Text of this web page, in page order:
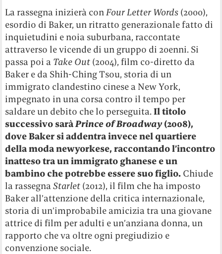
La rassegna inizierà conFour Letter Words (2000),
esordio di Baker, un ritratto generazionale fatto di
inquietudini e noia suburbana, raccontate
attraverso le vicende di un gruppo di 20enni. Si
passa poi a Take Out (2004), film co-diretto da
Baker e da Shih-Ching Tsou, storia di un
immigrato clandestino cinese a New York,
impegnato in una corsa contro il tempo per
saldare un debito che lo perseguita.Il titolo
successivo saràPrince of Broadway(2008),
dove Baker si addentra invece nel quartiere
della moda newyorkese, raccontando l’incontro
inatteso tra un immigrato ghanese e un
bambino che potrebbe essere suo figlio. Chiude
la rassegnaStarlet (2012), il film che ha imposto
Baker all’attenzione della critica internazionale,
storia di un’improbabile amicizia tra una giovane
attrice di film per adulti e un’anziana donna, un
rapporto che va oltre ogni pregiudizio e
convenzione sociale.